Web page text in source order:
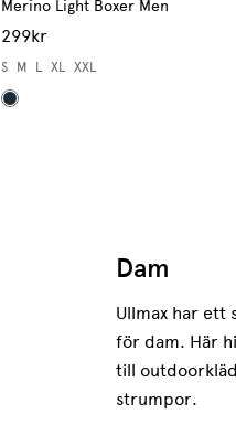
Merino Light Boxer Men
299kr
S M L XL XXL
Dam
Ullmax har ett
för dam. Här
till
strumpor.